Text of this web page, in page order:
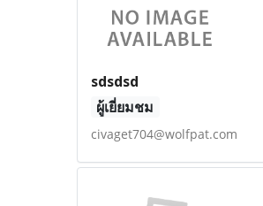
sdsdsd
ผู้เยี่ยมชม
civaget704@wolfpat.com